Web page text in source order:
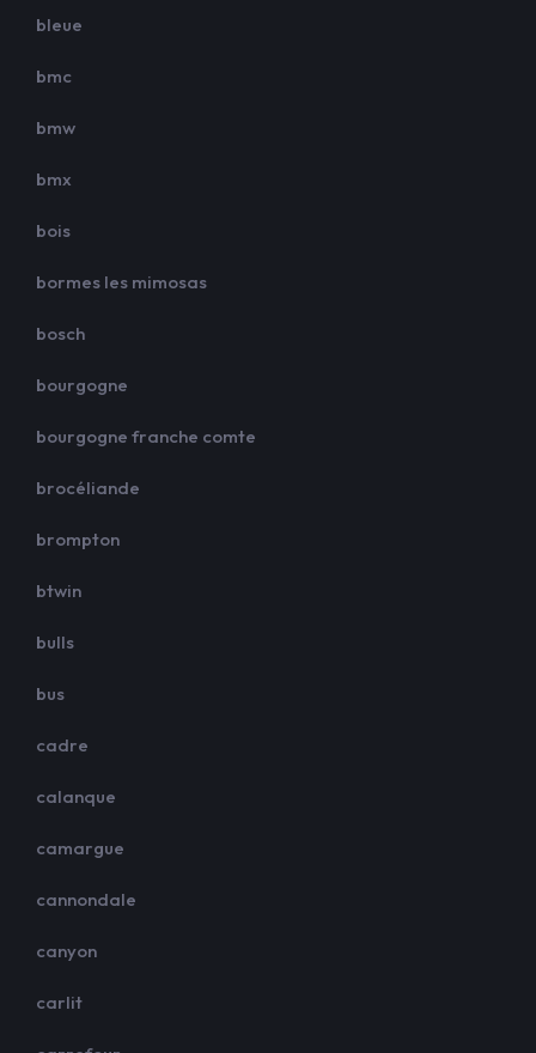
bleue
bmc
bmw
bmx
bois
bormes les mimosas
bosch
bourgogne
bourgogne franche comte
brocéliande
brompton
btwin
bulls
bus
cadre
calanque
camargue
cannondale
canyon
carlit